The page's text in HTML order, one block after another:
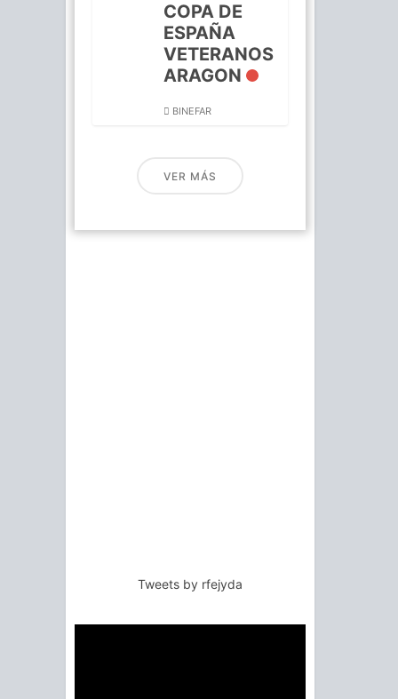
COPA DE
ESPAÑA
VETERANOS
ARAGON
BINEFAR
VER MÁS
Tweets by rfejyda